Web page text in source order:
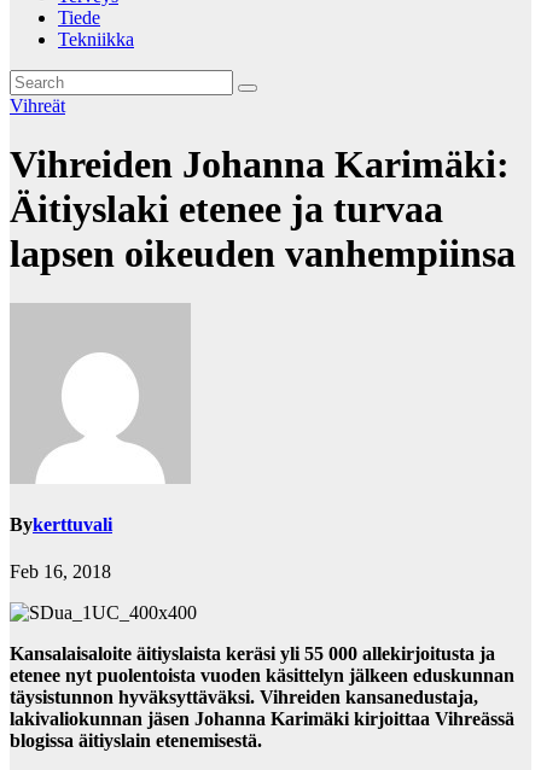
Tiede
Tekniikka
Vihreät
Vihreiden Johanna Karimäki:
Äitiyslaki etenee ja turvaa
lapsen oikeuden vanhempiinsa
Bykerttuvali
Feb 16, 2018
Kansalaisaloite äitiyslaista keräsi yli 55 000 allekirjoitusta ja
etenee nyt puolentoista vuoden käsittelyn jälkeen eduskunnan
täysistunnon hyväksyttäväksi. Vihreiden kansanedustaja,
lakivaliokunnan jäsen Johanna Karimäki kirjoittaa Vihreässä
blogissa äitiyslain etenemisestä.